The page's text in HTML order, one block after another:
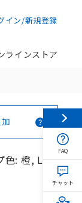
イン/新規登録
ラインストア
色: 橙, LED
FAQ
チャット